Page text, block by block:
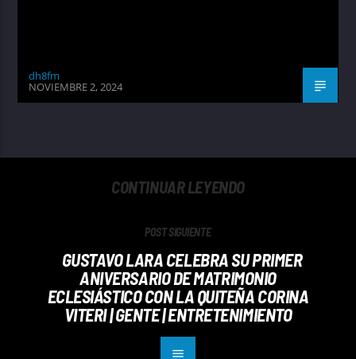
dh8fm
NOVIEMBRE 2, 2024
CONTINUAR LEYENDO
POST SIGUIENTE
GUSTAVO LARA CELEBRA SU PRIMER
ANIVERSARIO DE MATRIMONIO
ECLESIÁSTICO CON LA QUITEÑA CORINA
VITERI | GENTE | ENTRETENIMIENTO